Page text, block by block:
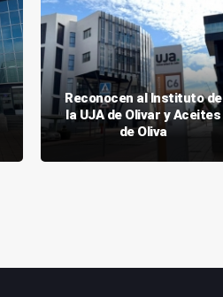
Reconocen al Instituto de
la UJA de Olivar y Aceites
de Oliva